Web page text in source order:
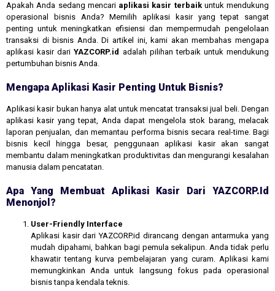
Apakah Anda sedang mencari aplikasi kasir terbaikuntuk mendukung
operasional bisnis Anda? Memilih aplikasi kasir yang tepat sangat
penting untuk meningkatkan efisiensi dan mempermudah pengelolaan
transaksi di bisnis Anda. Di artikel ini, kami akan membahas mengapa
aplikasi kasir dariYAZCORP.id adalah pilihan terbaik untuk mendukung
pertumbuhan bisnis Anda.
Mengapa Aplikasi Kasir Penting Untuk Bisnis?
Aplikasi kasir bukan hanya alat untuk mencatat transaksi jual beli. Dengan
aplikasi kasir yang tepat, Anda dapat mengelola stok barang, melacak
laporan penjualan, dan memantau performa bisnis secara real-time. Bagi
bisnis kecil hingga besar, penggunaan aplikasi kasir akan sangat
membantu dalam meningkatkan produktivitas dan mengurangi kesalahan
manusia dalam pencatatan.
Apa Yang Membuat Aplikasi Kasir Dari YAZCORP.id
Menonjol?
User-Friendly Interface
Aplikasi kasir dari YAZCORP.id dirancang dengan antarmuka yang
mudah dipahami, bahkan bagi pemula sekalipun. Anda tidak perlu
khawatir tentang kurva pembelajaran yang curam. Aplikasi kami
memungkinkan Anda untuk langsung fokus pada operasional
bisnis tanpa kendala teknis.